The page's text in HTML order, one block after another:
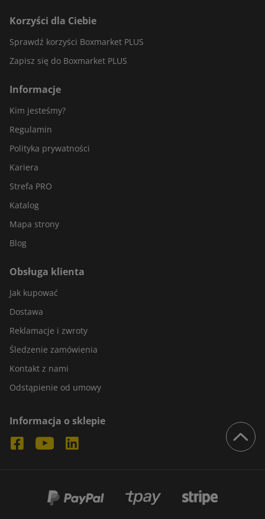
Korzyści dla Ciebie
Sprawdź korzyści Boxmarket PLUS
Zapisz się do Boxmarket PLUS
Informacje
Kim jesteśmy?
Regulamin
Polityka prywatności
Kariera
Strefa PRO
Katalog
Mapa strony
Blog
Obsługa klienta
Jak kupować
Dostawa
Reklamacje i zwroty
Śledzenie zamówienia
Kontakt z nami
Odstąpienie od umowy
Informacja o sklepie